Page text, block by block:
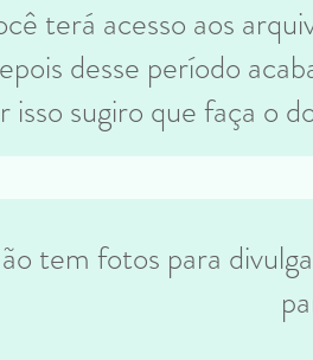
terá acesso aos
desse período
isso sugiro que faça o
tem fotos para